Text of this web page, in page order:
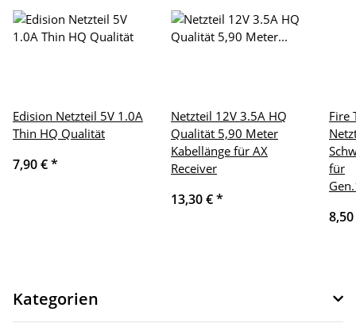
Edision Netzteil 5V 1.0A
Thin HQ Qualität
7,90 €*
Netzteil 12V 3.5A HQ
Qualität 5,90 Meter
Kabellänge für AX
Receiver
13,30 €*
Fire
für
Kategorien